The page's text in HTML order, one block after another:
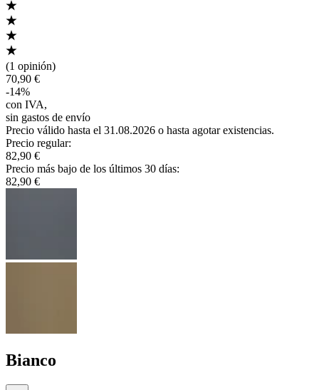
(1 opinión)
70,90 €
-14%
con IVA,
sin gastos de envío
Precio válido hasta el 31.08.2026 o hasta agotar existencias.
Precio regular:
82,90 €
Precio más bajo de los últimos 30 días:
82,90 €
Bianco